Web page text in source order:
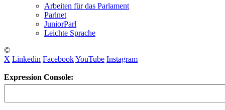
Arbeiten für das Parlament
Parlnet
JuniorParl
Leichte Sprache
©
X Linkedin FacebookYouTube Instagram
Expression Console: